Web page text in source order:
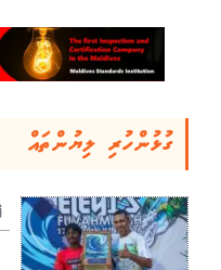
ގުޅުންހުރި ލިޔުންތައް